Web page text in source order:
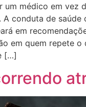
um médico em vez
A conduta de saúde
em
em quem repete o
[…]